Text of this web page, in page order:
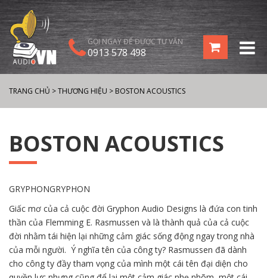
GỌI NGAY ĐỂ ĐƯỢC TƯ VẤN
0913 578 498
TRANG CHỦ >THƯƠNG HIỆU > BOSTON ACOUSTICS
BOSTON ACOUSTICS
GRYPHONGRYPHON
Giấc mơ của cả cuộc đời Gryphon Audio Designs là đứa con tinh
thần của Flemming E. Rasmussen và là thành quả của cả cuộc
đời nhằm tái hiện lại những cảm giác sống động ngay trong nhà
của mỗi người. Ý nghĩa tên của công ty? Rasmussen đã dành
cho công ty đầy tham vọng của mình một cái tên đại diện cho